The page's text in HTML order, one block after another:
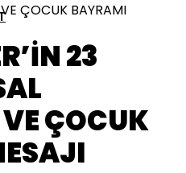
ÇOCUK BAYRAMI
23
ÇOCUK